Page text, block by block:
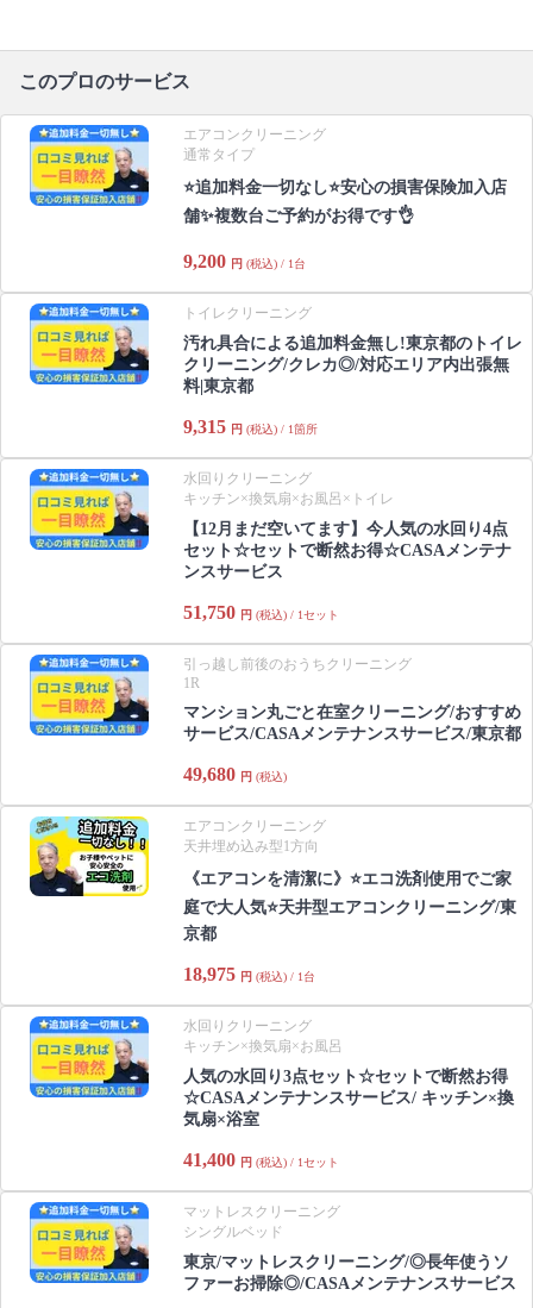
このプロのサービス
エアコンクリーニング
通常タイプ
⭐追加料金一切なし⭐安心の損害保険加入店
舗✨複数台ご予約がお得です👌
9,200 円 (税込) / 1台
トイレクリーニング
汚れ具合による追加料金無し!東京都のトイレ
クリーニング/クレカ◎/対応エリア内出張無
料|東京都
9,315 円 (税込) / 1箇所
水回りクリーニング
キッチン×換気扇×お風呂×トイレ
【12月まだ空いてます】今人気の水回り4点
セット☆セットで断然お得☆CASAメンテナ
ンスサービス
51,750 円 (税込) / 1セット
引っ越し前後のおうちクリーニング
1R
マンション丸ごと在室クリーニング/おすすめ
サービス/CASAメンテナンスサービス/東京都
49,680 円 (税込)
エアコンクリーニング
天井埋め込み型1方向
《エアコンを清潔に》⭐️エコ洗剤使用でご家
庭で大人気⭐️天井型エアコンクリーニング/東
京都
18,975 円 (税込) / 1台
水回りクリーニング
キッチン×換気扇×お風呂
人気の水回り3点セット☆セットで断然お得
☆CASAメンテナンスサービス/ キッチン×換
気扇×浴室
41,400 円 (税込) / 1セット
マットレスクリーニング
シングルベッド
東京/マットレスクリーニング/◎長年使うソ
ファーお掃除◎/CASAメンテナンスサービス